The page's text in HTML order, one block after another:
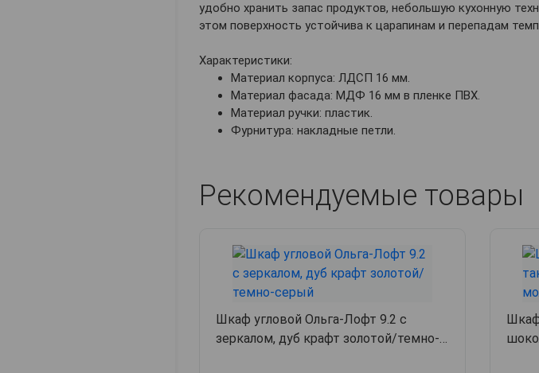
удобно хранить запас продуктов, небольшую кухонную
этом поверхность устойчива к царапинам и перепадам
Характеристики:
Материал корпуса: ЛДСП 16 мм.
Материал фасада: МДФ 16 мм в пленке ПВХ.
Материал ручки: пластик.
Фурнитура: накладные петли.
Рекомендуемые товары
Шкаф угловой Ольга-Лофт 9.2 с
зеркалом, дуб крафт золотой/темно-